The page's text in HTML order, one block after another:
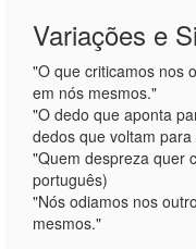
Variações e
"O que criticamos nos
em nós mesmos."
"O dedo que aponta
dedos que voltam
"Quem despreza quer
português)
"Nós odiamos nos
mesmos."